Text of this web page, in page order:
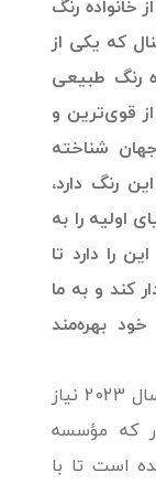
خانواده رنگ
که یکی از
رنگ طبیعی
قوی‌ترین و
شناخته
رنگ دارد،
اولیه را به
را دارد تا
کند و به ما
بهره‌مند
به نظر می‌رسد که زندگی انسان‌ها در سال 2023 نیاز
که مؤسسه
است تا با